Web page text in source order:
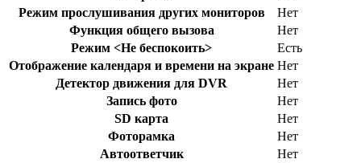
Режим прослушивания других мониторов
Нет
Функция общего вызова
Нет
Режим <Не беспокоить>
Есть
Отображение календаря и времени на экране Нет
Детектор движения для DVR
Нет
Запись фото
Нет
SD карта
Нет
Фоторамка
Нет
Автоответчик
Нет